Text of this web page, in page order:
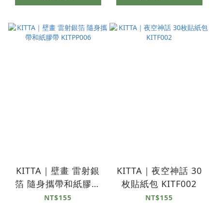
KITTA｜壁畫 雷射銀
箔 隨身攜帶和紙膠帶
KITPP006
NT$155
KITTA｜夜空神話 30
枚貼紙包 KITF002
NT$155